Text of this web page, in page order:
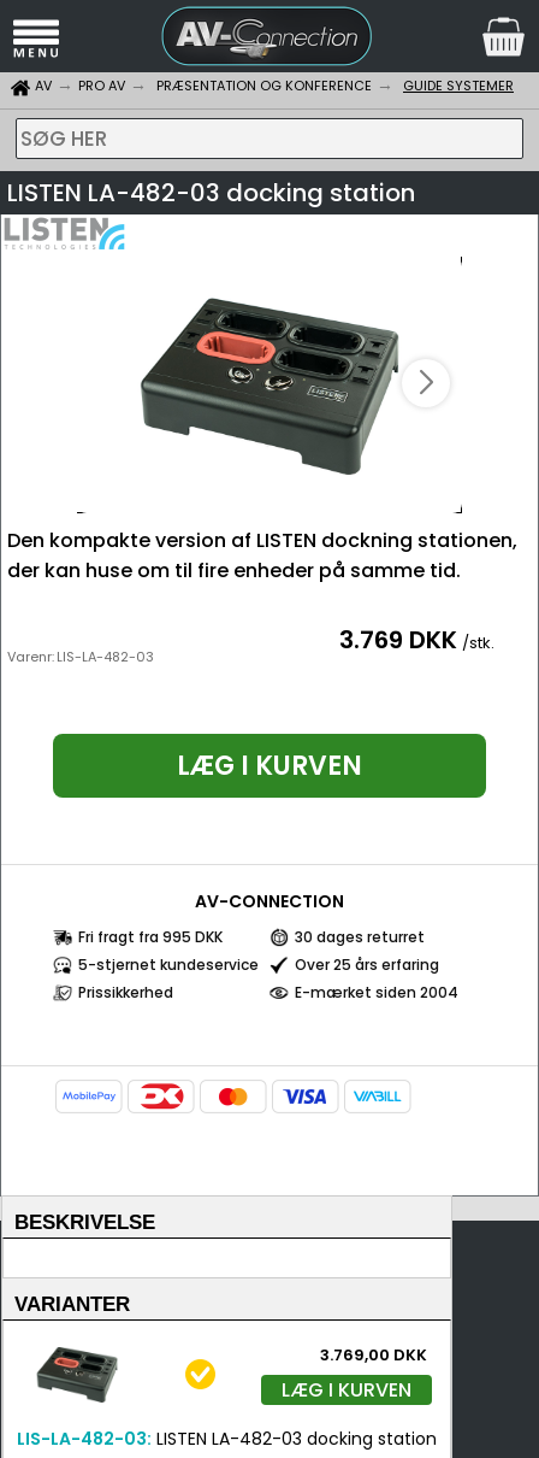
AV PRO AV PRÆSENTATION OG KONFERENCE GUIDE SYSTEMER
SØG HER
LISTEN LA-482-03 docking station
Den kompakte version af LISTEN dockning stationen,
der kan huse om til fire enheder på samme tid.
Varenr:LIS-LA-482-03 3.769 DKK /stk.
LÆG I KURVEN
AV-CONNECTION
Fri fragt fra 995 DKK
30 dages returret
5-stjernet kundeservice
Over 25 års erfaring
Prissikkerhed
E-mærket siden 2004
BESKRIVELSE
VARIANTER
3.769,00 DKK
LÆG I KURVEN
LIS-LA-482-03: LISTEN LA-482-03 docking station